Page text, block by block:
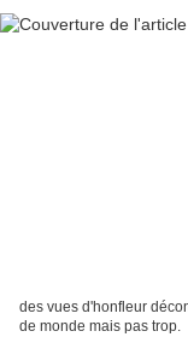
des vues d'honfleur
de monde mais pas trop.